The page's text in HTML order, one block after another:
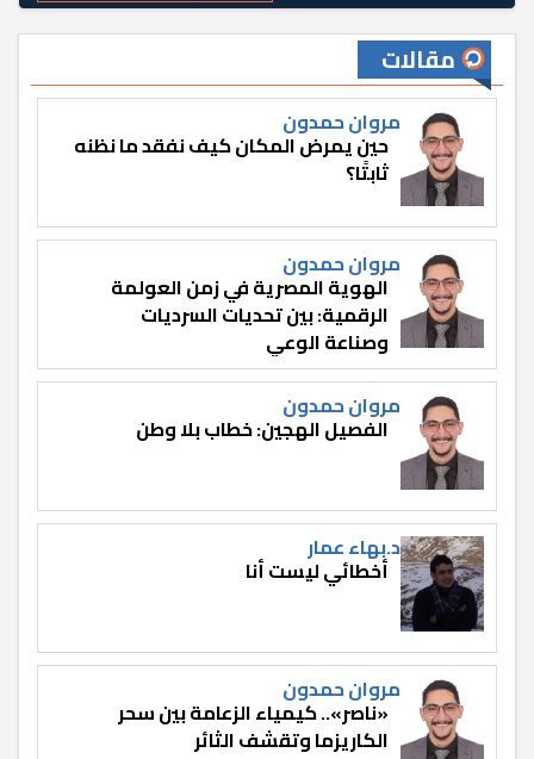
مقالات
مروان حمدون
حين يمرض المكان كيف نفقد ما نظنه
ثابتًا؟
مروان حمدون
الهوية المصرية في زمن العولمة
الرقمية: بين تحديات السرديات
وصناعة الوعي
مروان حمدون
الفصيل الهجين: خطاب بلا وطن
د.بهاء عمار
أخطائي ليست أنا
مروان حمدون
«ناصر».. كيمياء الزعامة بين سحر
الكاريزما وتقشف الثائر